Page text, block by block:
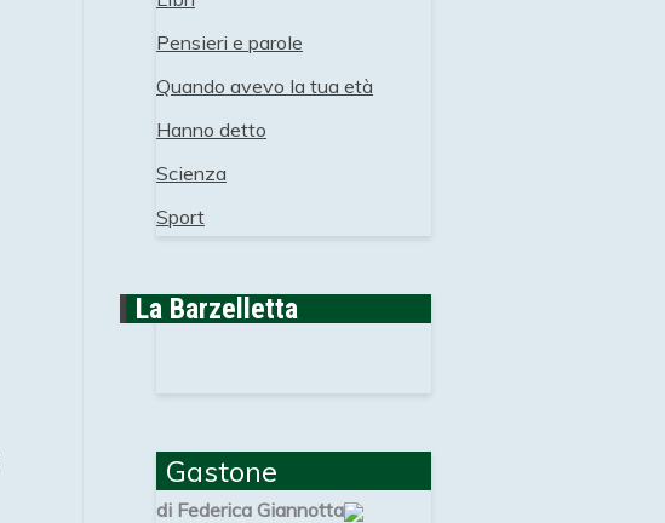
Pensieri e parole
Quando avevo la tua età
Hanno detto
Scienza
Sport
La Barzelletta
Gastone
di Federica Giannotta